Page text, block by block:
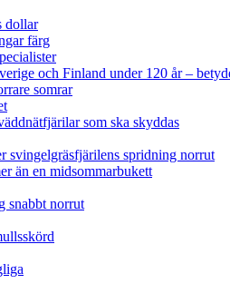
dollar
färg
och Finland under 120 år–
somrar
som ska skyddas
svingelgräsfjärilens spridning norrut
än en midsommarbukett
snabbt norrut